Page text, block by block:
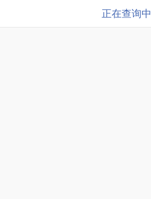
正在查询中